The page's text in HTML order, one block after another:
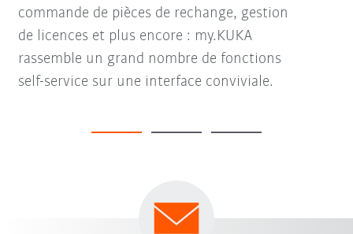
commande de pièces de rechange, gestion
de licences et plus encore : my.KUKA
rassemble un grand nombre de fonctions
self-service sur une interface conviviale.